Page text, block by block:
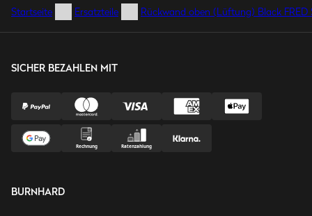
Startseite Ersatzteile Rückwand oben (Lüftung) Black FRED
SICHER BEZAHLEN MIT
BURNHARD